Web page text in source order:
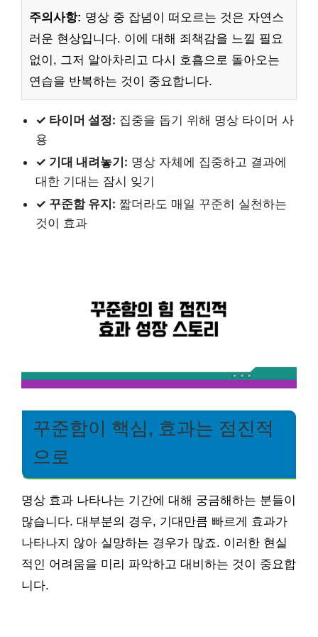
주의사항: 명상 중 잡념이 떠오르는 것은 자연스
러운 현상입니다. 이에 대해 죄책감을 느낄 필요
없이, 그저 알아차리고 다시 호흡으로 돌아오는
연습을 반복하는 것이 중요합니다.
✓ 타이머 설정: 집중을 돕기 위해 명상 타이머 사
용
✓ 기대 내려놓기: 명상 자체에 집중하고 결과에
대한 기대는 잠시 잊기
✓ 꾸준함 유지: 짧더라도 매일 꾸준히 실천하는
것이 효과
꾸준함이 핵심, 효과는 점진적
으로
명상 효과 나타나는 기간에 대해 궁금해하는 분들이
많습니다. 대부분의 경우, 기대만큼 빠르게 효과가
나타나지 않아 실망하는 경우가 많죠. 이러한 현실
적인 어려움을 미리 파악하고 대비하는 것이 중요합
니다.